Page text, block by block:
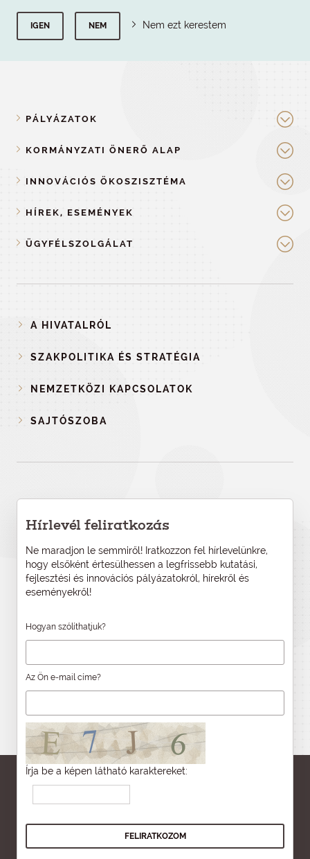
IGEN NEM Nem ezt kerestem
PÁLYÁZATOK
KORMÁNYZATI ÖNERŐ ALAP
INNOVÁCIÓS ÖKOSZISZTÉMA
HÍREK, ESEMÉNYEK
ÜGYFÉLSZOLGÁLAT
A HIVATALRÓL
SZAKPOLITIKA ÉS STRATÉGIA
NEMZETKÖZI KAPCSOLATOK
SAJTÓSZOBA
Hírlevél feliratkozás
Ne maradjon le semmiről! Iratkozzon fel hírlevelünkre,
hogy elsőként értesülhessen a legfrissebb kutatási,
fejlesztési és innovációs pályázatokról, hírekről és
eseményekről!
Hogyan szólíthatjuk?
Az Ön e-mail címe?
Írja be a képen látható karaktereket: